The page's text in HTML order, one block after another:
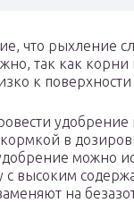
что рыхление
так как корни
к поверхности
удобрение
в
можно
высоким
на